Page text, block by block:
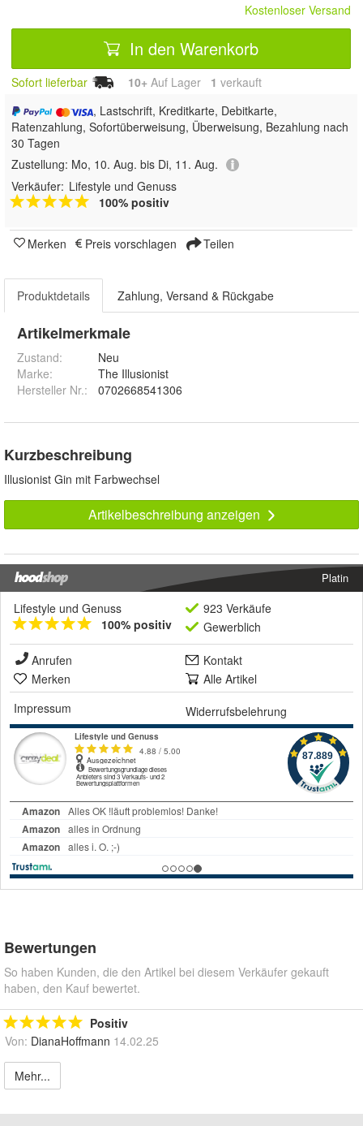
Kostenloser Versand
In den Warenkorb
Sofort lieferbar 10+ Auf Lager 1 verkauft
, Lastschrift, Kreditkarte, Debitkarte,
Ratenzahlung, Sofortüberweisung, Überweisung, Bezahlung nach
30 Tagen
Zustellung: Mo, 10. Aug. bis Di, 11. Aug.
Verkäufer: Lifestyle und Genuss
100% positiv
Merken Preis vorschlagen Teilen
Produktdetails Zahlung, Versand & Rückgabe
Artikelmerkmale
Zustand:
Neu
Marke:
The Illusionist
Hersteller Nr.:
0702668541306
Kurzbeschreibung
Illusionist Gin mit Farbwechsel
Artikelbeschreibung anzeigen
Platin
Lifestyle und Genuss
100% positiv
923 Verkäufe
Gewerblich
Anrufen
Kontakt
Merken
Alle Artikel
Impressum
Widerrufsbelehrung
Bewertungen
So haben Kunden, die den Artikel bei diesem Verkäufer gekauft
haben, den Kauf bewertet.
Positiv
Von: DianaHoffmann 14.02.25
Mehr...